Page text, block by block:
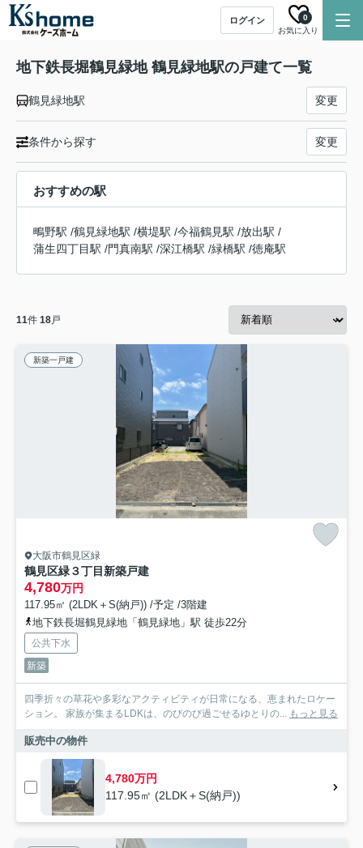
ログイン
お気に入り
0
地下鉄長堀鶴見緑地 鶴見緑地駅の戸建て一覧
鶴見緑地駅 変更
条件から探す 変更
おすすめの駅
鴫野駅 /鶴見緑地駅 /横堤駅 /今福鶴見駅 /放出駅 /
蒲生四丁目駅 /門真南駅 /深江橋駅 /緑橋駅 /徳庵駅
11件 18戸
新築一戸建
大阪市鶴見区緑
鶴見区緑３丁目新築戸建
4,780万円
117.95㎡ (2LDK＋S(納戸)) /予定 /3階建
地下鉄長堀鶴見緑地「鶴見緑地」駅 徒歩22分
公共下水
新築
四季折々の草花や多彩なアクティビティが日常になる、恵まれたロケー
ション。 家族が集まるLDKは、のびのび過ごせるゆとりの... もっと見る
販売中の物件
4,780万円
117.95㎡ (2LDK＋S(納戸))